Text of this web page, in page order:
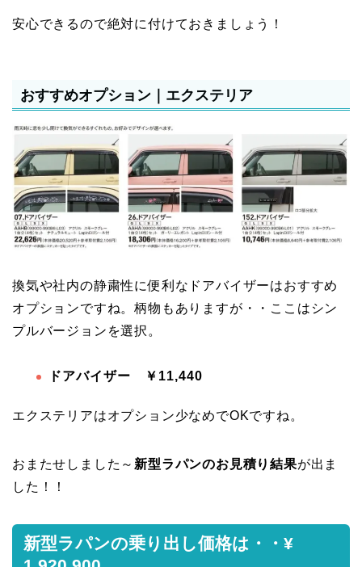
安心できるので絶対に付けておきましょう！
おすすめオプション｜エクステリア
換気や社内の静粛性に便利なドアバイザーはおすすめ
オプションですね。柄物もありますが・・ここはシン
プルバージョンを選択。
ドアバイザー ￥ 11,440
エクステリアはオプション少なめでOKですね。
おまたせしました～ 新型ラパンのお見積り結果が出ま
した！！
新型ラパンの乗り出し価格は・・¥